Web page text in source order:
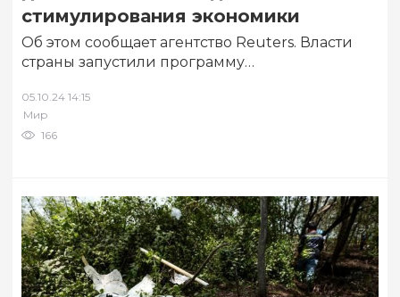
стимулирования экономики
Об этом сообщает агентство Reuters. Власти
страны запустили программу
зарегистрировались 36 миллионов тайцев
из…
05.10.24 14:15
Мир
166